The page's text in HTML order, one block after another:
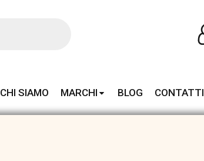
CHI SIAMO MARCHI BLOG CONTATTI